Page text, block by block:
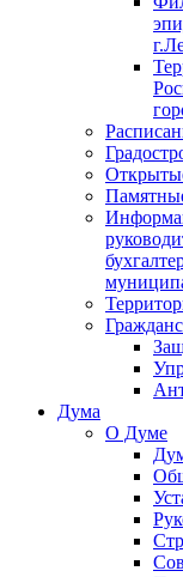
Дума
О Думе